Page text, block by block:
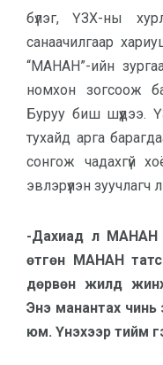
бүлэг, ҮЗХ-ны
санаачилгаар
“МАНАН”-ийн
номхон зогсоож
Буруу биш шүүдээ.
тухайд арга
сонгож чадахгүй
эвлэрүүлэн
-Дахиад л МАНАН
өтгөн МАНАН
дөрвөн жилд
Энэ манантах чинь
юм. Үнэхээр тийм